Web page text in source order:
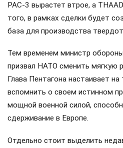
PAC-3 вырастет втрое, а
того, в рамках сделки будет
база для производства
Тем временем министр
призвал НАТО сменить мягкую
Глава Пентагона настаивает
вспомнить о своем истинном
мощной военной силой,
сдерживание в Европе.
Отдельно стоит выделить